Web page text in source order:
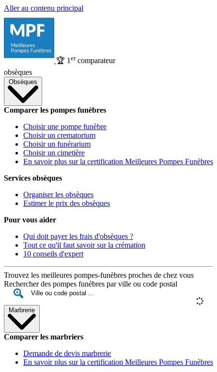
Aller au contenu principal
🏆 1 ercomparateur
obsèques
Obsèques
Comparer les pompes funèbres
Choisir une pompe funèbre
Choisir un crematorium
Choisir un funérarium
Choisir un cimetière
En savoir plus sur la certification Meilleures Pompes Funèbres
Services obsèques
Organiser les obsèques
Estimer le prix des obsèques
Pour vous aider
Qui doit payer les frais d'obsèques ?
Tout ce qu'il faut savoir sur la crémation
10 conseils d'expert
Trouvez les meilleures pompes-funèbres proches de chez vous
Rechercher des pompes funèbres par ville ou code postal
Marbrerie
Comparer les marbriers
Demande de devis marbrerie
En savoir plus sur la certification Meilleures Pompes Funèbres